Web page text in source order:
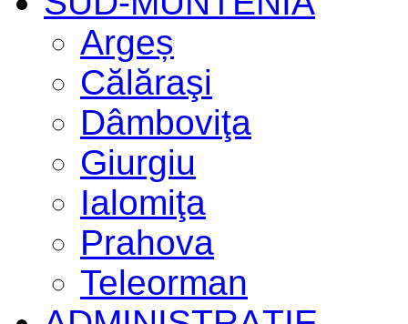
Argeș
Călăraşi
Dâmboviţa
Giurgiu
Ialomiţa
Prahova
Teleorman